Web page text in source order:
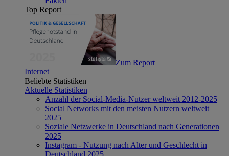
Top Report
Zum Report
Internet
Beliebte Statistiken
Aktuelle Statistiken
Anzahl der Social-Media-Nutzer weltweit 2012-2025
Social Networks mit den meisten Nutzern weltweit
2025
Soziale Netzwerke in Deutschland nach Generationen
2025
Instagram - Nutzung nach Alter und Geschlecht in
Deutschland 2025